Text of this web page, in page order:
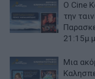
Ο Cine
την
Μια